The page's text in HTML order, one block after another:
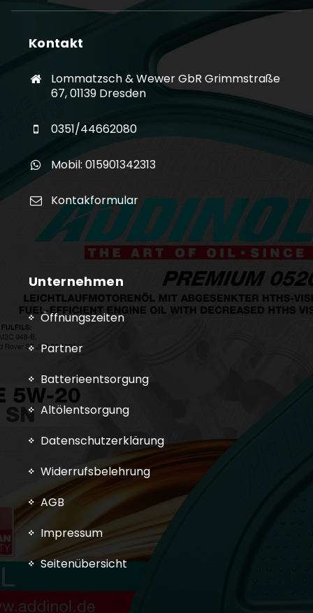
Kontakt
Lommatzsch & Wewer GbR Grimmstraße
67, 01139 Dresden
0351/44662080
Mobil: 015901342313
Kontakformular
Unternehmen
Öffnungszeiten
Partner
Batterieentsorgung
Altölentsorgung
Datenschutzerklärung
Widerrufsbelehrung
AGB
Impressum
Seitenübersicht